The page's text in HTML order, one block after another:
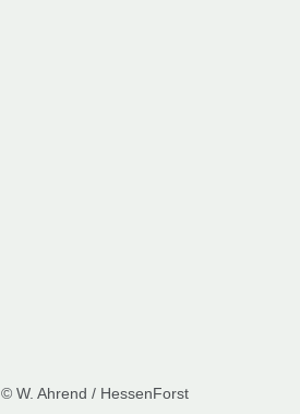
© W. Ahrend / HessenForst